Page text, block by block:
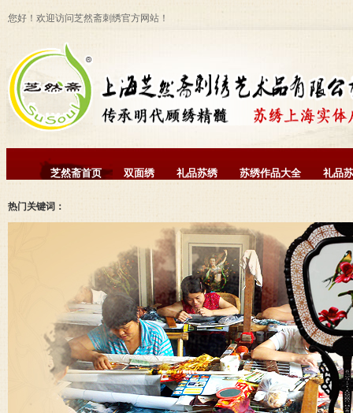
您好！欢迎访问芝然斋刺绣官方网站！
芝然斋首页 双面绣 礼品苏绣 苏绣作品大全 礼品
热门关键词：